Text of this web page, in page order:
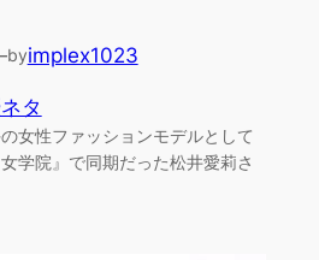
byimplex1023
タ
女性ファッションモデルとして
学院』で同期だった松井愛莉さ